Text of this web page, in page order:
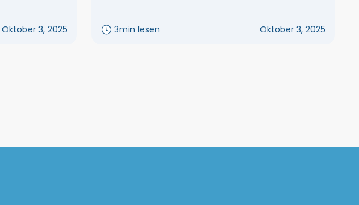
Oktober 3, 2025 3min lesen Oktober 3, 2025